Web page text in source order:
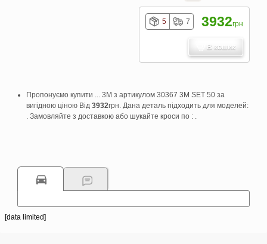
Пропонуємо купити ... 3M з артикулом 30367 3M SET 50 за
вигідною ціною Від 3932грн. Дана деталь підходить для моделей:
. Замовляйте з доставкою або шукайте кроси по : .
5 7 3932грн
В кошик
[data limited]